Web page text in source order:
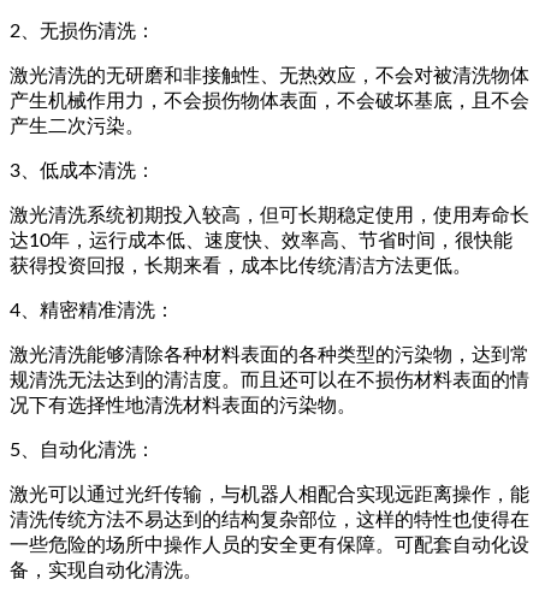
2、无损伤清洗：
激光清洗的无研磨和非接触性、无热效应，不会对被清洗物体
产生机械作用力，不会损伤物体表面，不会破坏基底，且不会
产生二次污染。
3、低成本清洗：
激光清洗系统初期投入较高，但可长期稳定使用，使用寿命长
达10年，运行成本低、速度快、效率高、节省时间，很快能
获得投资回报，长期来看，成本比传统清洁方法更低。
4、精密精准清洗：
激光清洗能够清除各种材料表面的各种类型的污染物，达到常
规清洗无法达到的清洁度。而且还可以在不损伤材料表面的情
况下有选择性地清洗材料表面的污染物。
5、自动化清洗：
激光可以通过光纤传输，与机器人相配合实现远距离操作，能
清洗传统方法不易达到的结构复杂部位，这样的特性也使得在
一些危险的场所中操作人员的安全更有保障。可配套自动化设
备，实现自动化清洗。